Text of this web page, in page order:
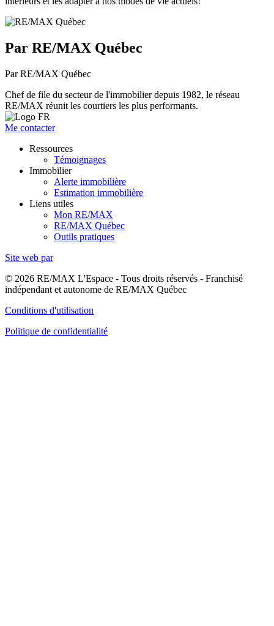
Par RE/MAX Québec
Par RE/MAX Québec
Chef de file du secteur de l'immobilier depuis 1982, le réseau
RE/MAX réunit les courtiers les plus performants.
Me contacter
Ressources
Témoignages
Immobilier
Alerte immobilière
Estimation immobilière
Liens utiles
Mon RE/MAX
RE/MAX Québec
Outils pratiques
Site web par
© 2026 RE/MAX L'Espace - Tous droits réservés - Franchisé
indépendant et autonome de RE/MAX Québec
Conditions d'utilisation
Politique de confidentialité